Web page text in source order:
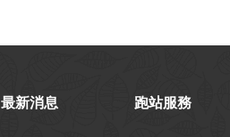
最新消息 跑站服務